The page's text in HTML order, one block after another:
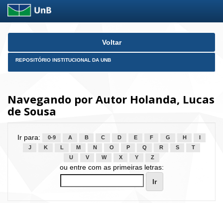
Skip
Voltar
REPOSITÓRIO INSTITUCIONAL DA UNB
Navegando por Autor Holanda, Lucas
de Sousa
Ir para: 0-9 A B C D E F G H
J
K L M N O P Q R S
T
U
V W X Y Z
ou entre com as primeiras letras: